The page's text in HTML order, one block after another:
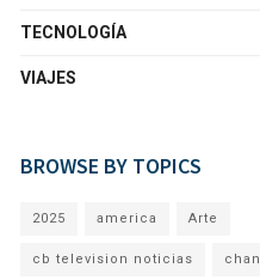
TECNOLOGÍA
VIAJES
BROWSE BY TOPICS
2025 america Arte
cb television noticias